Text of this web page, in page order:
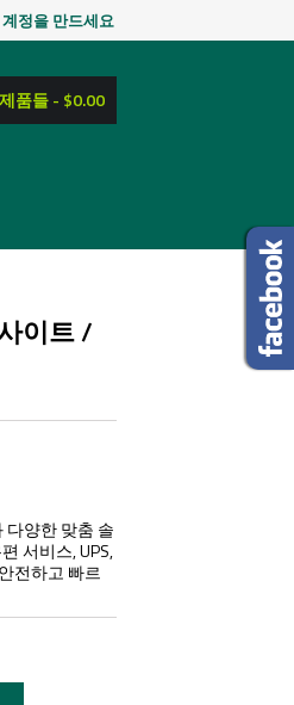
계정을 만드세요
품들 - $0.00
이트 /
양한 맞춤 솔
서비스, UPS,
전하고 빠르